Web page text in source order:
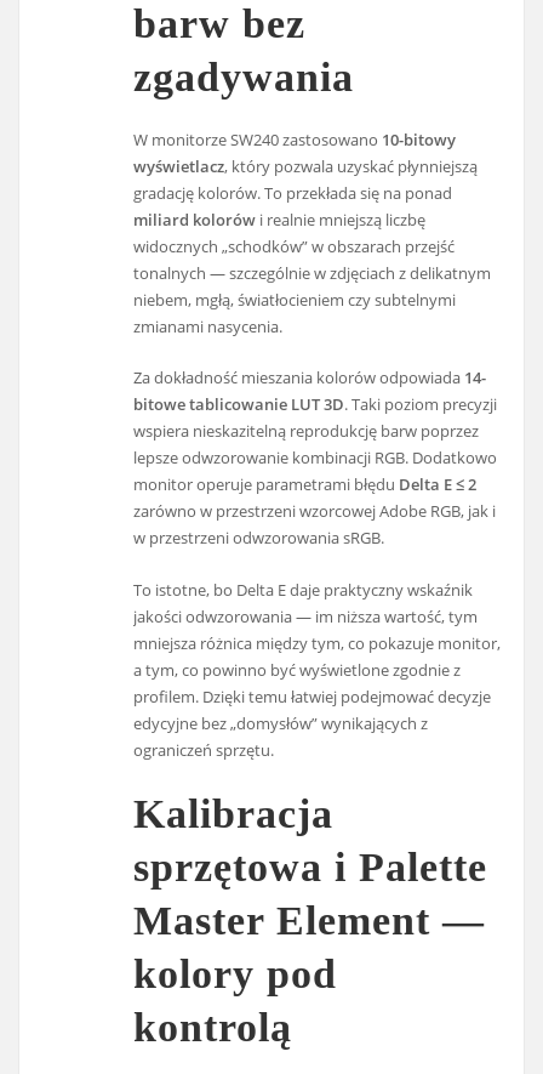
barw bez
zgadywania
W monitorze SW240 zastosowano 10-bitowy
wyświetlacz, który pozwala uzyskać płynniejszą
gradację kolorów. To przekłada się na ponad
miliard kolorów i realnie mniejszą liczbę
widocznych „schodków” w obszarach przejść
tonalnych — szczególnie w zdjęciach z delikatnym
niebem, mgłą, światłocieniem czy subtelnymi
zmianami nasycenia.
Za dokładność mieszania kolorów odpowiada 14-
bitowe tablicowanie LUT 3D. Taki poziom precyzji
wspiera nieskazitelną reprodukcję barw poprzez
lepsze odwzorowanie kombinacji RGB. Dodatkowo
monitor operuje parametrami błędu Delta E ≤ 2
zarówno w przestrzeni wzorcowej Adobe RGB, jak i
w przestrzeni odwzorowania sRGB.
To istotne, bo Delta E daje praktyczny wskaźnik
jakości odwzorowania — im niższa wartość, tym
mniejsza różnica między tym, co pokazuje monitor,
a tym, co powinno być wyświetlone zgodnie z
profilem. Dzięki temu łatwiej podejmować decyzje
edycyjne bez „domysłów” wynikających z
ograniczeń sprzętu.
Kalibracja
sprzętowa i Palette
Master Element —
kolory pod
kontrolą